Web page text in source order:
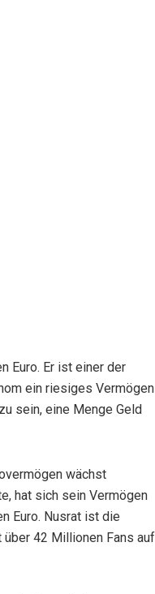
Euro. Er ist einer der
ein riesiges Vermögen
sein, eine Menge Geld
wächst
hat sich sein Vermögen
Euro. Nusrat ist die
42 Millionen Fans auf